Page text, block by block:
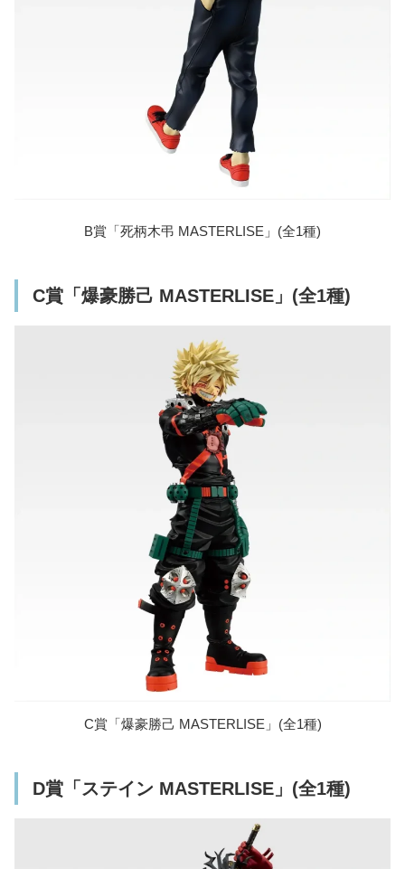
B賞「死柄木弔 MASTERLISE」(全1種)
C賞「爆豪勝己 MASTERLISE」(全1種)
C賞「爆豪勝己 MASTERLISE」(全1種)
D賞「ステイン MASTERLISE」(全1種)